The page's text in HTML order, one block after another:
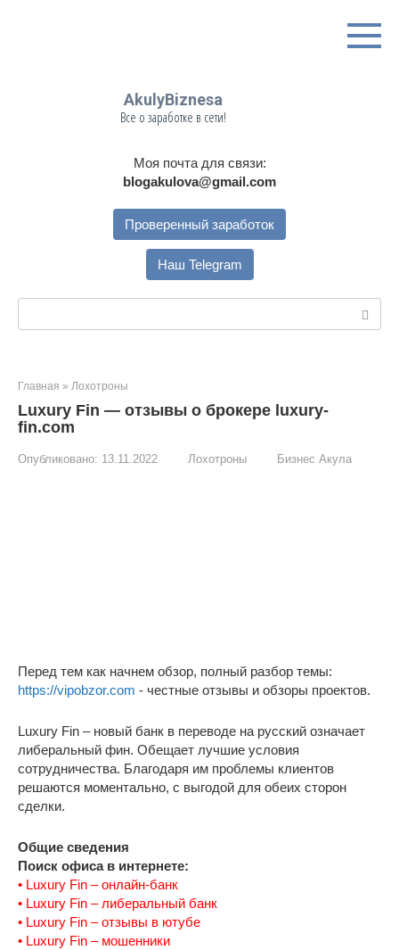
AkulyBiznesa
Все о заработке в сети!
Моя почта для связи:
blogakulova@gmail.com
Проверенный заработок
Наш Telegram
Главная » Лохотроны
Luxury Fin — отзывы о брокере luxury-
fin.com
Опубликовано: 13.11.2022 Лохотроны Бизнес Акула
Перед тем как начнем обзор, полный разбор темы:
https://vipobzor.com - честные отзывы и обзоры проектов.
Luxury Fin – новый банк в переводе на русский означает
либеральный фин. Обещает лучшие условия
сотрудничества. Благодаря им проблемы клиентов
решаются моментально, с выгодой для обеих сторон
сделки.
Общие сведения
Поиск офиса в интернете:
• Luxury Fin – онлайн-банк
• Luxury Fin – либеральный банк
• Luxury Fin – отзывы в ютубе
• Luxury Fin – мошенники